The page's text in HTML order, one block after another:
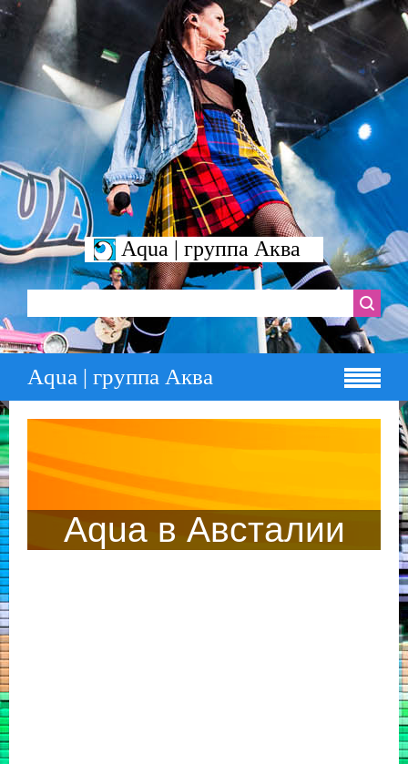
Aqua | группа Аква
Aqua | группа Аква
Aqua в Австалии